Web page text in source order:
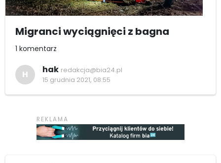
Migranci wyciągnięci z bagna
1 komentarz
H hak redakcja@bia24.pl
15 grudnia 2021, 08:55